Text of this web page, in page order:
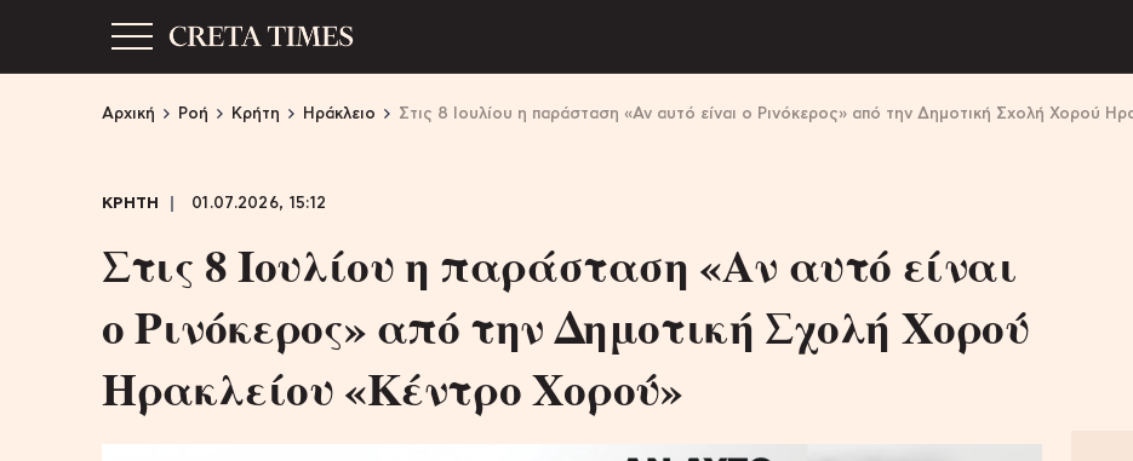
Αρχική Ροή Κρήτη Ηράκλειο Στις 8 Ιουλίου η παράσταση «Αν αυτό είναι ο Ρινόκερος» από την Δημοτική Σχολή Χορού
ΚΡΗΤΗ 01.07.2026, 15:12
Στις 8 Ιουλίου η παράσταση «Αν αυτό είναι
ο Ρινόκερος» από την Δημοτική Σχολή Χορού
Ηρακλείου «Κέντρο Χορού»